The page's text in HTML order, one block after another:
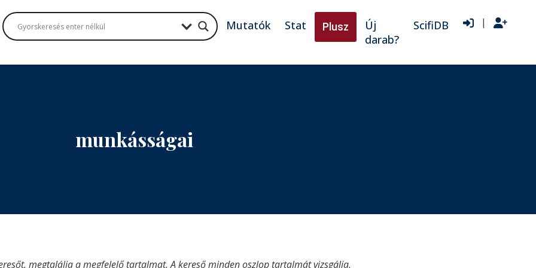
Mutatók Stat Plusz
Új
darab?
ScifiDB |
munkásságai
megtalálja a megfelelő tartalmat. A kereső minden oszlop tartalmát vizsgálja.